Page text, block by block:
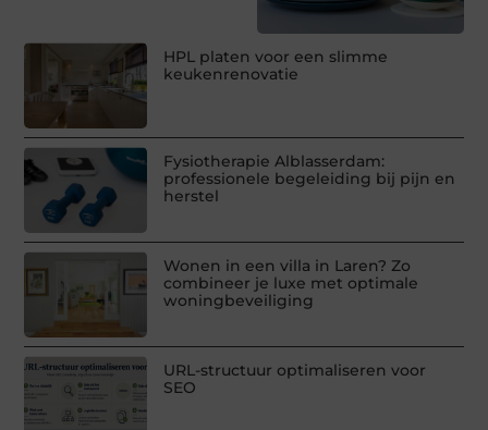
HPL platen voor een slimme
keukenrenovatie
Fysiotherapie Alblasserdam:
professionele begeleiding bij pijn en
herstel
Wonen in een villa in Laren? Zo
combineer je luxe met optimale
woningbeveiliging
URL-structuur optimaliseren voor
SEO